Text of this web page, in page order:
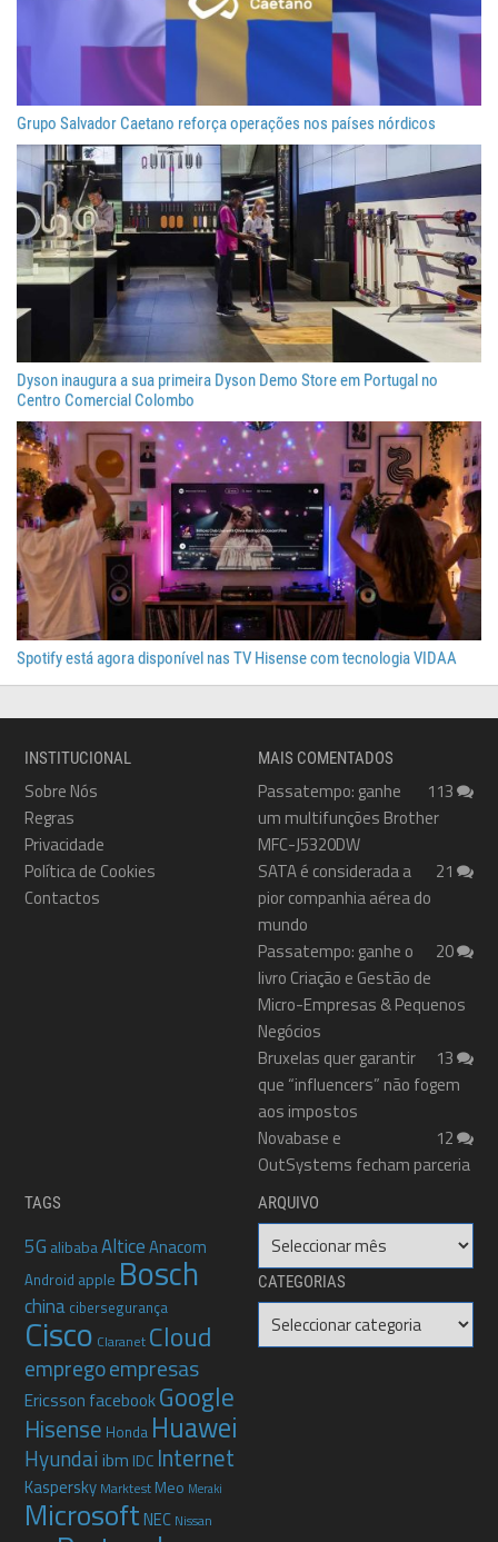
Grupo Salvador Caetano reforça operações nos países nórdicos
Dyson inaugura a sua primeira Dyson Demo Store em Portugal no
Centro Comercial Colombo
Spotify está agora disponível nas TV Hisense com tecnologia VIDAA
INSTITUCIONAL
Sobre Nós
Regras
Privacidade
Política de Cookies
Contactos
MAIS COMENTADOS
113
Passatempo: ganhe
um multifunções Brother
MFC-J5320DW
21
SATA é considerada a
pior companhia aérea do
mundo
20
Passatempo: ganhe o
livro Criação e Gestão de
Micro-Empresas & Pequenos
Negócios
13
Bruxelas quer garantir
que “influencers” não fogem
aos impostos
12
Novabase e
OutSystems fecham parceria
TAGS
5G alibabaAlticeAnacom
Android apple Bosch
china cibersegurança
Cisco Claranet Cloud
empregoempresas
Ericsson facebookGoogle
Hisense Honda Huawei
Hyundai ibm IDC Internet
Kaspersky Marktest Meo Meraki
MicrosoftNEC Nissan
ARQUIVO
Arquivo
CATEGORIAS
Categorias